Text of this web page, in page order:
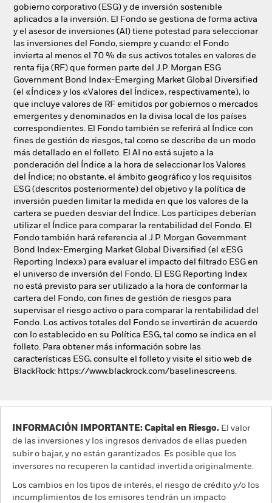
gobierno corporativo (ESG) y de inversión sostenible
aplicados a la inversión. El Fondo se gestiona de forma activa
y el asesor de inversiones (AI) tiene potestad para seleccionar
las inversiones del Fondo, siempre y cuando: el Fondo
invierta al menos el 70 % de sus activos totales en valores de
renta fija (RF) que formen parte del J.P. Morgan ESG
Government Bond Index-Emerging Market Global Diversified
(el «Índice» y los «Valores del Índice», respectivamente), lo
que incluye valores de RF emitidos por gobiernos o mercados
emergentes y denominados en la divisa local de los países
correspondientes. El Fondo también se referirá al Índice con
fines de gestión de riesgos, tal como se describe de un modo
más detallado en el folleto. El AI no está sujeto a la
ponderación del Índice a la hora de seleccionar los Valores
del Índice; no obstante, el ámbito geográfico y los requisitos
ESG (descritos posteriormente) del objetivo y la política de
inversión pueden limitar la medida en que los valores de la
cartera se pueden desviar del Índice. Los partícipes deberían
utilizar el Índice para comparar la rentabilidad del Fondo. El
Fondo también hará referencia al J.P. Morgan Government
Bond Index-Emerging Market Global Diversified (el «ESG
Reporting Index») para evaluar el impacto del filtrado ESG en
el universo de inversión del Fondo. El ESG Reporting Index
no está previsto para ser utilizado a la hora de conformar la
cartera del Fondo, con fines de gestión de riesgos para
supervisar el riesgo activo o para comparar la rentabilidad del
Fondo. Los activos totales del Fondo se invertirán de acuerdo
con lo establecido en su Política ESG, tal como se indica en el
folleto. Para obtener más información sobre las
características ESG, consulte el folleto y visite el sitio web de
BlackRock: https://www.blackrock.com/baselinescreens.
INFORMACIÓN IMPORTANTE: Capital en Riesgo. El valor
de las inversiones y los ingresos derivados de ellas pueden
subir o bajar, y no están garantizados. Es posible que los
inversores no recuperen la cantidad invertida originalmente.
Los cambios en los tipos de interés, el riesgo de crédito y/o los
incumplimientos de los emisores tendrán un impacto